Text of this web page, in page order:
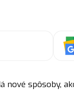
nové spôsoby,